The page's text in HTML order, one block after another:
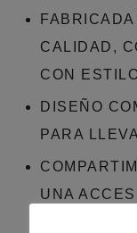
CALIDAD,
CON
DISEÑO
PARA
UNA